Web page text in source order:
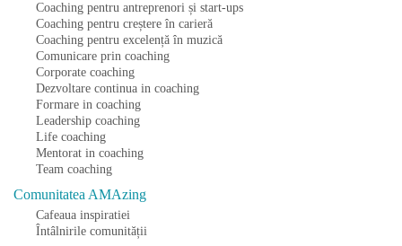
Coaching pentru antreprenori și start-ups
Coaching pentru creștere în carieră
Coaching pentru excelență în muzică
Comunicare prin coaching
Corporate coaching
Dezvoltare continua in coaching
Formare in coaching
Leadership coaching
Life coaching
Mentorat in coaching
Team coaching
Comunitatea AMAzing
Cafeaua inspiratiei
Întâlnirile comunității